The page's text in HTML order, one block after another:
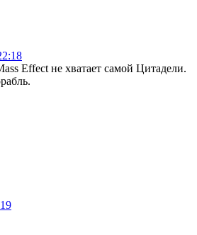
Effect не хватает самой Цитадели.